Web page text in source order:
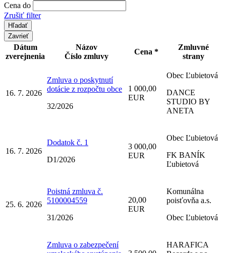
Cena do
Zrušiť filter
Zavrieť
Dátum
zverejnenia
Názov
Číslo zmluvy
Cena *
Zmluvné
strany
16. 7. 2026
Zmluva o poskytnutí
dotácie z rozpočtu obce
32/2026
1 000,00
EUR
Obec Ľubietová
DANCE
STUDIO BY
ANETA
16. 7. 2026
Dodatok č. 1
D1/2026
3 000,00
EUR
Obec Ľubietová
FK BANÍK
Ľubietová
25. 6. 2026
Poistná zmluva č.
5100004559
31/2026
20,00
EUR
Komunálna
poisťovňa a.s.
Obec Ľubietová
Zmluva o zabezpečení
HARAFICA